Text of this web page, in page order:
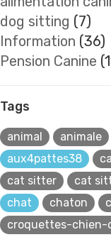
dog sitting (7)
Information (36)
Pension Canine
Tags
animal animale
aux4pattes38
cat sitter
cat
chat
chaton
croquettes-chien-